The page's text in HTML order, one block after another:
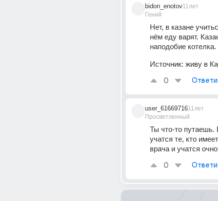
bidon_enotov
Гений
11лет
Нет, в казане
нём еду варят.
наподобие котелка.
Источник: живу в
0
user_61669716
Просветленный
11лет
Ты что-то путаешь.
учатся те, кто
врача и учатся
0